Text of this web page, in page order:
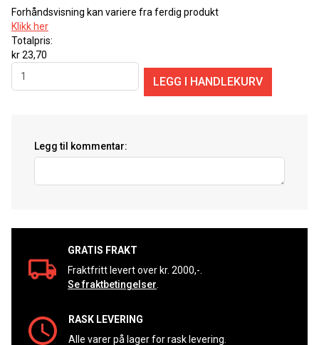
Forhåndsvisning kan variere fra ferdig produkt
Klikk her
Totalpris:
kr 23,70
Legg til kommentar:
GRATIS FRAKT
Fraktfritt levert over kr. 2000,-.
Se fraktbetingelser
RASK LEVERING
Alle varer på lager for rask levering.